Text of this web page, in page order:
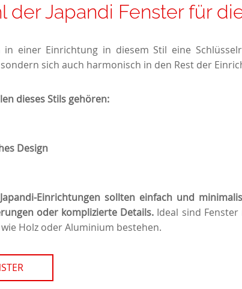
der Japandi Fenster für
in einer Einrichtung in diesem Stil eine
sich auch harmonisch in den Rest der
dieses Stils gehören:
Design
Einrichtungen sollten einfach und
oder komplizierte Details. Ideal sind
Holz oder Aluminium bestehen.